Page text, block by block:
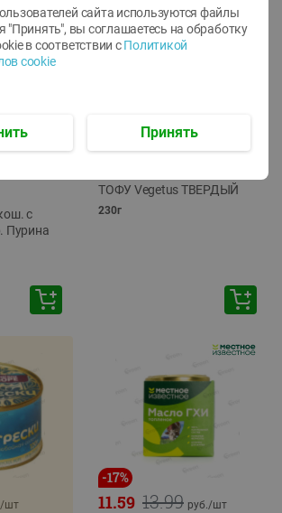
с
Пурина
ТОФУ Vegetus ТВЕРДЫЙ
230г
шт
-17%
13.99
11.59 руб./шт
сайта используются файлы
вы соглашаетесь на обработку
в соответствии с Политикой
cookie
Принять